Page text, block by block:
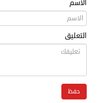
الاسم
التعليق